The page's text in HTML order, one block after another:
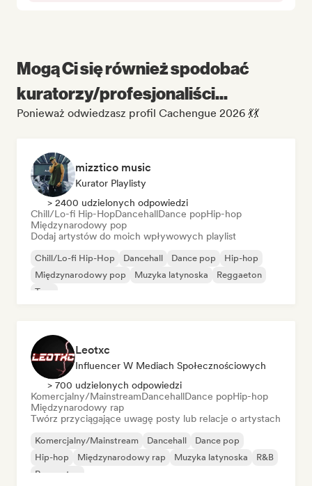
Mogą Ci się również spodobać
kuratorzy/profesjonaliści...
Ponieważ odwiedzasz profil Cachengue 2026 💃💃
mizztico music
Kurator Playlisty
> 2400 udzielonych odpowiedzi
Chill/Lo-fi Hip-HopDancehallDance popHip-hop
Międzynarodowy pop
Dodaj artystów do moich wpływowych playlist
Chill/Lo-fi Hip-Hop Dancehall Dance pop
Hip-hop
Międzynarodowy pop
Muzyka latynoska
Reggaeton
Trap
Leotxc
Influencer W Mediach Społecznościowych
> 700 udzielonych odpowiedzi
Komercjalny/MainstreamDancehallDance popHip-hop
Międzynarodowy rap
Twórz przyciągające uwagę posty lub relacje o artystach
Komercjalny/Mainstream Dancehall
Dance pop
Hip-hop
Międzynarodowy rap Muzyka latynoska
R&B
Reggaeton